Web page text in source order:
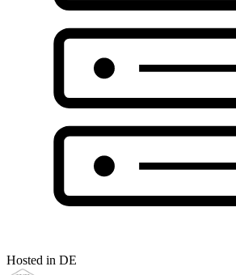
Hosted in DE